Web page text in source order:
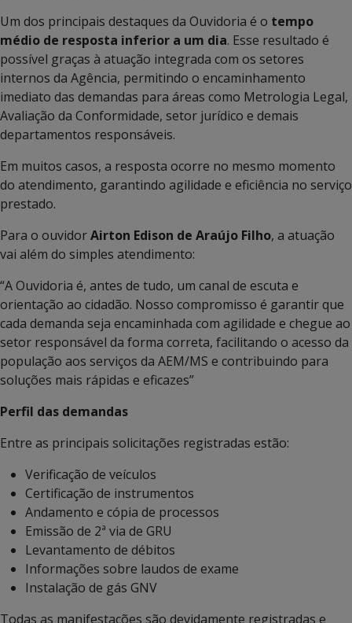
Um dos principais destaques da Ouvidoria é o tempo
médio de resposta inferior a um dia. Esse resultado é
possível graças à atuação integrada com os setores
internos da Agência, permitindo o encaminhamento
imediato das demandas para áreas como Metrologia Legal,
Avaliação da Conformidade, setor jurídico e demais
departamentos responsáveis.
Em muitos casos, a resposta ocorre no mesmo momento
do atendimento, garantindo agilidade e eficiência no serviço
prestado.
Para o ouvidorAirton Edison de Araújo Filho, a atuação
vai além do simples atendimento:
“A Ouvidoria é, antes de tudo, um canal de escuta e
orientação ao cidadão. Nosso compromisso é garantir que
cada demanda seja encaminhada com agilidade e chegue ao
setor responsável da forma correta, facilitando o acesso da
população aos serviços da AEM/MS e contribuindo para
soluções mais rápidas e eficazes”
Perfil das demandas
Entre as principais solicitações registradas estão:
Verificação de veículos
Certificação de instrumentos
Andamento e cópia de processos
Emissão de 2ª via de GRU
Levantamento de débitos
Informações sobre laudos de exame
Instalação de gás GNV
Todas as manifestações são devidamente registradas e